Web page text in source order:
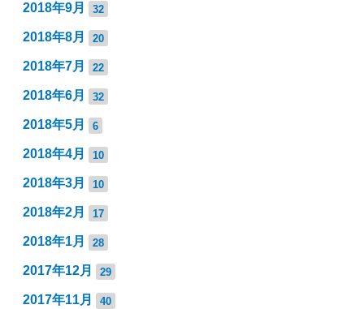
2018年9月 32
2018年8月 20
2018年7月 22
2018年6月 32
2018年5月 6
2018年4月 10
2018年3月 10
2018年2月 17
2018年1月 28
2017年12月 29
2017年11月 40